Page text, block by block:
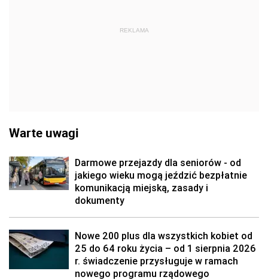
REKLAMA
Warte uwagi
Darmowe przejazdy dla seniorów - od
jakiego wieku mogą jeździć bezpłatnie
komunikacją miejską, zasady i
dokumenty
Nowe 200 plus dla wszystkich kobiet od
25 do 64 roku życia – od 1 sierpnia 2026
r. świadczenie przysługuje w ramach
nowego programu rządowego